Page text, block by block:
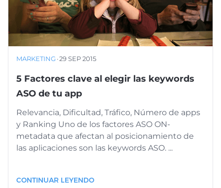
MARKETING ·29 SEP 2015
5 Factores clave al elegir las keywords
ASO de tu app
Relevancia, Dificultad, Tráfico, Número de apps
y Ranking Uno de los factores ASO ON-
metadata que afectan al posicionamiento de
las aplicaciones son las keywords ASO. ...
CONTINUAR LEYENDO